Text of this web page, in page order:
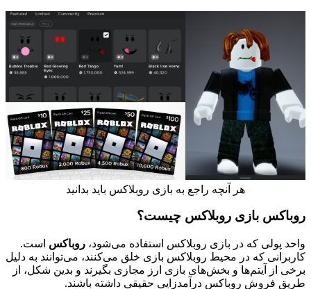
هر آنچه راجع به بازی روبلاکس باید بدانید
روباکس بازی روبلاکس چیست؟
واحد پولی که در بازی روبلاکس استفاده می‌شود، روباکس است.
کاربرانی که در محیط روبلاکس بازی خلق می‌کنند، می‌توانند به دلیل
برخی از آیتم‌ها و بخش‌های بازی ارز مجازی بگیرند و بدین شکل، از
طریق فروش روباکس درآمدزایی حقیقی داشته باشند.